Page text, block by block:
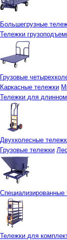
Большегрузные
Тележки
Грузовые
Каркасные тележки
Тележки для
Двухколесные
Грузовые тележки
Специализированные
Тележки для